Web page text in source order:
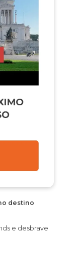
destino
e desbrave